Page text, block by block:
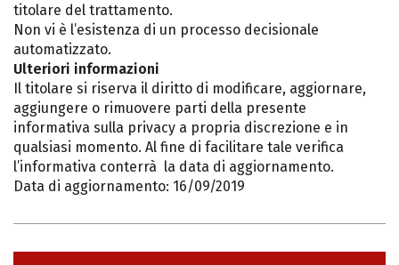
titolare del trattamento.
Non vi è l’esistenza di un processo decisionale
automatizzato.
Ulteriori informazioni
Il titolare si riserva il diritto di modificare, aggiornare,
aggiungere o rimuovere parti della presente
informativa sulla privacy a propria discrezione e in
qualsiasi momento. Al fine di facilitare tale verifica
l’informativa conterrà la data di aggiornamento.
Data di aggiornamento: 16/09/2019